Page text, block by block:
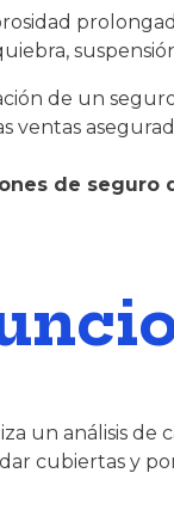
de un
ventas
de seguro
un análisis
cubiertas y